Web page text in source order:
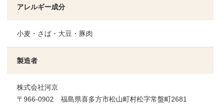
アレルギー成分
小麦・さば・大豆・豚肉
製造者
株式会社河京
〒966-0902 福島県喜多方市松山町村松字常盤町2681